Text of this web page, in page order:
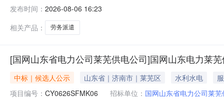
求或标的基本概况：七、其它事项：无八、联系方式1、
发布时间： 2026-08-06 16:23
相关产品：
劳务派遣
[国网山东省电力公司莱芜供电公司]国网山东电力莱
中标｜候选人公示 山东省｜济南市｜莱芜区 水利水电
项目编号： CY0626SFMK06 招标单位： 国网山东省电力公司莱